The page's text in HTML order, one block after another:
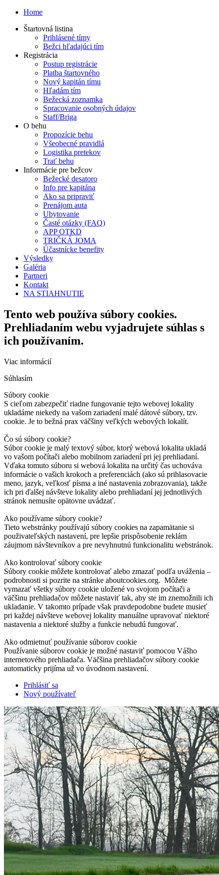
Home
Štartovná listina
Prihlásené tímy
Bežci hľadajúci tím
Registrácia
Postup registrácie
Platba štartovného
Nový kapitán tímu
Hľadám tím
Bežecká zoznamka
Spracovanie osobných údajov
Staff/Briga
O behu
Propozície behu
Všeobecné pravidlá
Logistika pretekov
Trať behu
Informácie pre bežcov
Bežecké desatoro
Info pre kapitána
Ako sa pripraviť
Prenájom auta
Ubytovanie
Časté otázky (FAQ)
APP OTKD
TRIČKÁ JOMA
Účastnícke benefity
Výsledky
Galéria
Partneri
Kontakt
NA STIAHNUTIE
Tento web používa súbory cookies.
Prehliadaním webu vyjadrujete súhlas s
ich používaním.
Viac informácií
Súhlasím
Súbory cookie
S cieľom zabezpečiť riadne fungovanie tejto webovej lokality
ukladáme niekedy na vašom zariadení malé dátové súbory, tzv.
cookie. Je to bežná prax väčšiny veľkých webových lokalít.
Čo sú súbory cookie?
Súbor cookie je malý textový súbor, ktorý webová lokalita ukladá
vo vašom počítači alebo mobilnom zariadení pri jej prehliadaní.
Vďaka tomuto súboru si webová lokalita na určitý čas uchováva
informácie o vašich krokoch a preferenciách (ako sú prihlasovacie
meno, jazyk, veľkosť písma a iné nastavenia zobrazovania), takže
ich pri ďalšej návšteve lokality alebo prehliadaní jej jednotlivých
stránok nemusíte opätovne uvádzať.
Ako používame súbory cookie?
Tieto webstránky používajú súbory cookies na zapamätanie si
použivateľských nastavení, pre lepšie prispôsobenie reklám
záujmom návštevníkov a pre nevyhnutnú funkcionalitu webstránok.
Ako kontrolovať súbory cookie
Súbory cookie môžete kontrolovať alebo zmazať podľa uváženia –
podrobnosti si pozrite na stránke aboutcookies.org. Môžete
vymazať všetky súbory cookie uložené vo svojom počítači a
väčšinu prehliadačov môžete nastaviť tak, aby ste im znemožnili ich
ukladanie. V takomto prípade však pravdepodobne budete musieť
pri každej návšteve webovej lokality manuálne upravovať niektoré
nastavenia a niektoré služby a funkcie nebudú fungovať.
Ako odmietnuť používanie súborov cookie
Používanie súborov cookie je možné nastaviť pomocou Vášho
internetového prehliadača. Väčšina prehliadačov súbory cookie
automaticky prijíma už vo úvodnom nastavení.
Prihlásiť sa
Nový používateľ